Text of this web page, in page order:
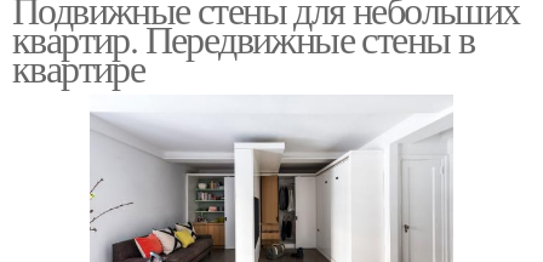
квартир. Передвижные стены в
квартире